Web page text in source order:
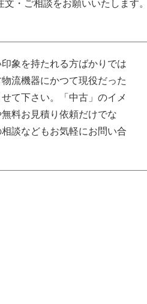
・ご相談をお願いいたします。
象を持たれる方ばかりでは
流機器にかつて現役だった
て下さい。「中古」のイメ
料お見積り依頼だけでな
談などもお気軽にお問い合